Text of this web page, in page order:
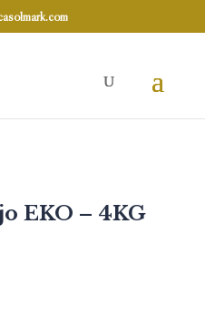
Citron Redrojo EKO
EKO – 4KG